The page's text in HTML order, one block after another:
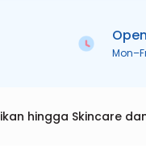
hingga Skincare